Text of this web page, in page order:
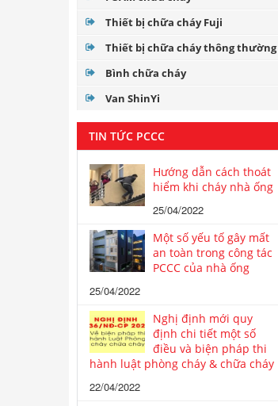
Thiết bị chữa cháy Fuji
Thiết bị chữa cháy thông thường
Bình chữa cháy
Van ShinYi
TIN TỨC PCCC
Hướng dẫn cách thoát
hiểm khi cháy nhà ống
25/04/2022
Một số yếu tố gây mất
an toàn trong công tác
PCCC của nhà ống
25/04/2022
Nghị định mới quy
định chi tiết một số
điều và biện pháp thi
hành luật phòng cháy & chữa cháy
22/04/2022